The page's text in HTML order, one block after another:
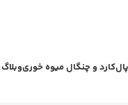
کارد و چنگال میوه خوریوبلاگ